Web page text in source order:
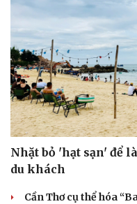
check-in
Nhặt bỏ 'hạt sạn' để
du khách
Cần Thơ cụ thể hóa